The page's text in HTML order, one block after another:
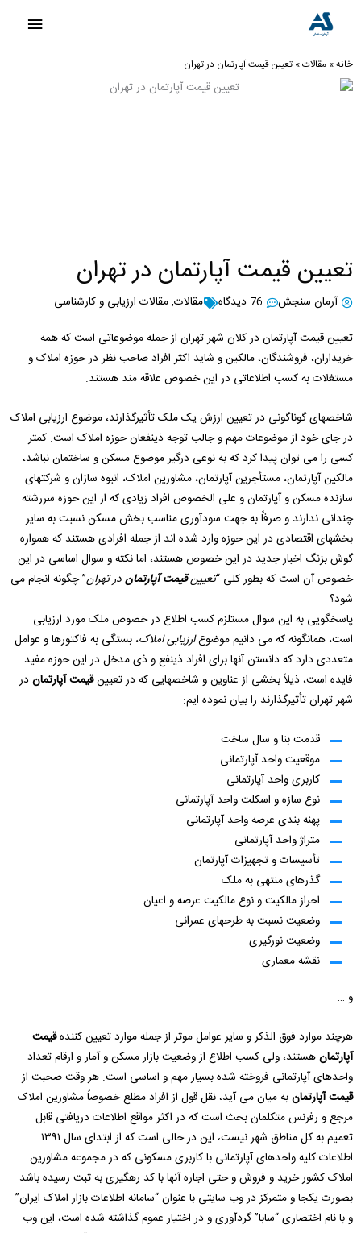
خانه» مقالات» تعیین قیمت آپارتمان در تهران
تعیین قیمت آپارتمان در تهران
آرمان سنجش 76 دیدگاه مقالات,مقالات ارزیابی و کارشناسی
تعیین قیمت آپارتمان در کلان شهر تهران از جمله موضوعاتی است که همه
خریداران، فروشندگان، مالکین و شاید اکثر افراد صاحب نظر در حوزه املاک و
مستغلات به کسب اطلاعاتی در این خصوص علاقه مند هستند.
شاخصهای گوناگونی در تعیین ارزش یک ملک تأثیرگذارند، موضوع ارزیابی املاک
در جای خود از موضوعات مهم و جالب توجه ذینفعان حوزه املاک است. کمتر
کسی را می توان پیدا کرد که به نوعی درگیر موضوع مسکن و ساختمان نباشد،
مالکین آپارتمان، مستأجرین آپارتمان، مشاورین املاک، انبوه سازان و شرکتهای
سازنده مسکن و آپارتمان و علی الخصوص افراد زیادی که از این حوزه سررشته
چندانی ندارند و صرفاً به جهت سودآوری مناسب بخش مسکن نسبت به سایر
بخشهای اقتصادی در این حوزه وارد شده اند از جمله افرادی هستند که همواره
گوش بزنگ اخبار جدید در این خصوص هستند، اما نکته و سوال اساسی در این
خصوص آن است که بطور کلی “تعیینقیمت آپارتماندر تهران” چگونه انجام می
شود؟
پاسخگویی به این سوال مستلزم کسب اطلاع در خصوص ملک مورد ارزیابی
است، همانگونه که می دانیم موضوعارزیابی املاک، بستگی به فاکتورها و عوامل
متعددی دارد که دانستن آنها برای افراد ذینفع و ذی مدخل در این حوزه مفید
فایده است، ذیلاً بخشی از عناوین و شاخصهایی که در تعیینقیمت آپارتمان در
شهر تهران تأثیرگذارند را بیان نموده ایم:
قدمت بنا و سال ساخت
موقعیت واحد آپارتمانی
کاربری واحد آپارتمانی
نوع سازه و اسکلت واحد آپارتمانی
پهنه بندی عرصه واحد آپارتمانی
متراژ واحد آپارتمانی
تأسیسات و تجهیزات آپارتمان
گذرهای منتهی به ملک
احراز مالکیت و نوع مالکیت عرصه و اعیان
وضعیت نسبت به طرحهای عمرانی
وضعیت نورگیری
نقشه معماری
و …
هرچند موارد فوق الذکر و سایر عوامل موثر از جمله موارد تعیین کنندهقیمت
آپارتمانهستند، ولی کسب اطلاع از وضعیت بازار مسکن و آمار و ارقام تعداد
واحدهای آپارتمانی فروخته شده بسیار مهم و اساسی است. هر وقت صحبت از
قیمت آپارتمانبه میان می آید، نقل قول از افراد مطلع خصوصاً مشاورین املاک
مرجع و رفرنس متکلمان بحث است که در اکثر مواقع اطلاعات دریافتی قابل
تعمیم به کل مناطق شهر نیست، این در حالی است که از ابتدای سال ۱۳۹۱
اطلاعات کلیه واحدهای آپارتمانی با کاربری مسکونی که در مجموعه مشاورین
املاک کشور خرید و فروش و حتی اجاره آنها با کد رهگیری به ثبت رسیده باشد
بصورت یکجا و متمرکز در وب سایتی با عنوان “سامانه اطلاعات بازار املاک ایران”
و با نام اختصاری “سابا” گردآوری و در اختیار عموم گذاشته شده است، این وب